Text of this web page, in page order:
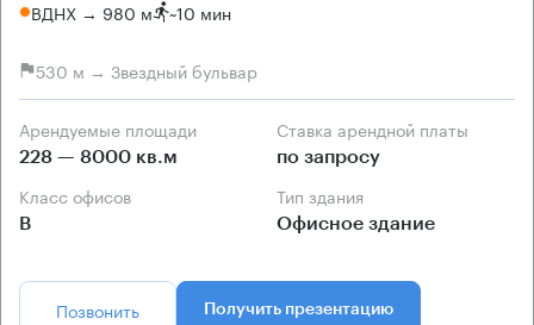
ВДНХ → 980 м ~10 мин
530 м → Звездный бульвар
Арендуемые площади
228 — 8000 кв.м
Ставка арендной платы
по запросу
Класс офисов
B
Тип здания
Офисное здание
Позвонить Получить презентацию